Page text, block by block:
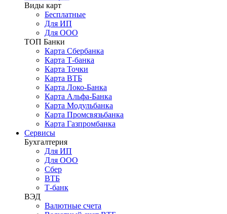
Виды карт
Бесплатные
Для ИП
Для ООО
ТОП Банки
Карта Сбербанка
Карта Т-банка
Карта Точки
Карта ВТБ
Карта Локо-Банка
Карта Альфа-Банка
Карта Модульбанка
Карта Промсвязьбанка
Карта Газпромбанка
Сервисы
Бухгалтерия
Для ИП
Для ООО
Сбер
ВТБ
Т-банк
ВЭД
Валютные счета